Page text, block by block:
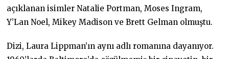
açıklanan isimler Natalie Portman, Moses Ingram,
Y’Lan Noel, Mikey Madison ve Brett Gelman olmuştu.
Dizi, Laura Lippman’ın aynı adlı romanına dayanıyor.